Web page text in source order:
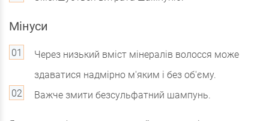
Мінуси
Через низький вміст мінералів волосся може
здаватися надмірно м'яким і без об'єму.
Важче змити безсульфатний шампунь.